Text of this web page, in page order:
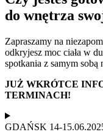
do wnętrza
Zapraszamy na
odkryjesz moc ciała w
spotkania z samym sobą
JUŻ WKRÓTCE
TERMINACH!
GDAŃSK 14-